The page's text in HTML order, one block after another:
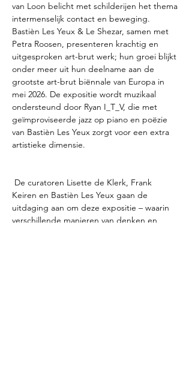
van Loon belicht met schilderijen het thema
intermenselijk contact en beweging.
Bastièn Les Yeux & Le Shezar, samen met
Petra Roosen, presenteren krachtig en
uitgesproken art-brut werk; hun groei blijkt
onder meer uit hun deelname aan de
grootste art-brut biënnale van Europa in
mei 2026. De expositie wordt muzikaal
ondersteund door Ryan I_T_V, die met
geïmproviseerde jazz op piano en poëzie
van Bastièn Les Yeux zorgt voor een extra
artistieke dimensie.
Keiren en Bastièn Les Yeux gaan de
uitdaging aan om deze expositie – waarin
verschillende manieren van denken en